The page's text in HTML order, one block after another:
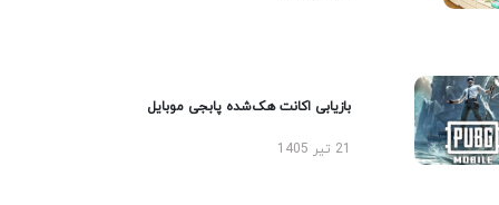
بازیابی اکانت هک‌شده پابجی موبایل